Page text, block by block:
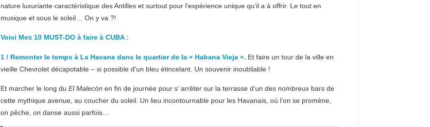
nature luxuriante caractéristique des Antilles et surtout pour l’expérience unique qu’il a à offrir. Le tout en
musique et sous le soleil… On y va ?!
Voici Mes 10 MUST-DO à faire à CUBA :
1 / Remonter le temps à La Havane dans le quartier de la « Habana Vieja ». Et faire un tour de la ville en
vieille Chevrolet décapotable – si possible d’un bleu étincelant. Un souvenir inoubliable !
Et marcher le long du El Malecòn en fin de journée pour s’ arrêter sur la terrasse d’un des nombreux bars de
cette mythique avenue, au coucher du soleil. Un lieu incontournable pour les Havanais, où l’on se promène,
on pêche, on danse aussi parfois…